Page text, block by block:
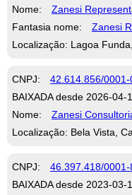
Nome:
Zanesi
Fantasia nome:
Zanesi
Localização: Lagoa
CNPJ: 42.614.856/0001-
BAIXADA desde 2026-04-
Nome:
Zanesi
Localização: Bela Vista,
CNPJ: 46.397.418/0001-
BAIXADA desde 2023-03-